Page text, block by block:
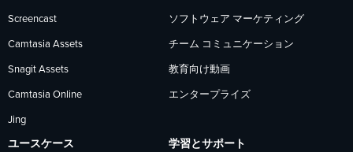
ォ
ロ
ー
フ
ォ
ロ
ー
フ
ォ
ロ
ー
Screencast
Camtasia Assets
Snagit Assets
Camtasia Online
Jing
ソフトウェア マーケティング
チーム コミュニケーション
教育向け動画
エンタープライズ
ユースケース 学習とサポート